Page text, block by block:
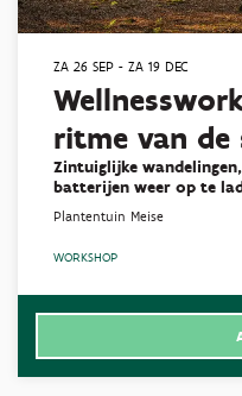
ritme van de
Zintuiglijke
batterijen weer op te
ZA 26 SEP - ZA 19 DEC
Plantentuin Meise
WORKSHOP